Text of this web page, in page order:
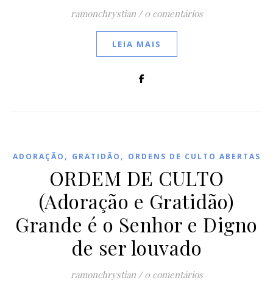
ramonchrystian / 0 comentários
LEIA MAIS
ADORAÇÃO , GRATIDÃO , ORDENS DE CULTO ABERTAS
ORDEM DE CULTO
(Adoração e Gratidão)
Grande é o Senhor e Digno
de ser louvado
ramonchrystian / 0 comentários